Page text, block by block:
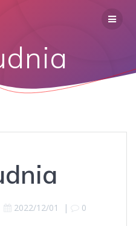
2022/12/01 | 0